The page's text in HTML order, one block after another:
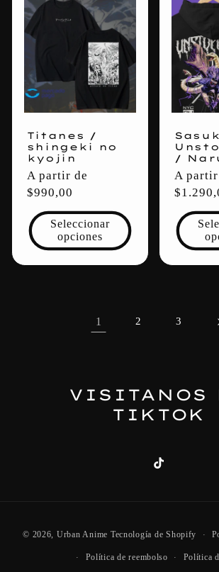
Titanes /
shingeki no
kyojin
Precio
habitual
A partir de
$990,00
Seleccionar
opciones
/
Precio
A partir
1 2 3
VISITANOS
TIKTOK
TikTok
de
pago
© 2026, Urban Anime Tecnología de Shopify
Política de reembolso Política